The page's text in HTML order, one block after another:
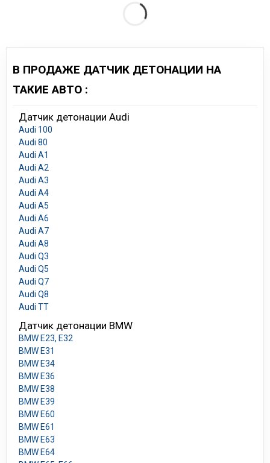
В ПРОДАЖЕ ДАТЧИК ДЕТОНАЦИИ НА
ТАКИЕ АВТО :
Датчик детонации Audi
Audi 100
Audi 80
Audi A1
Audi A2
Audi A3
Audi A4
Audi A5
Audi A6
Audi A7
Audi A8
Audi Q3
Audi Q5
Audi Q7
Audi Q8
Audi TT
Датчик детонации BMW
BMW E23, E32
BMW E31
BMW E34
BMW E36
BMW E38
BMW E39
BMW E60
BMW E61
BMW E63
BMW E64